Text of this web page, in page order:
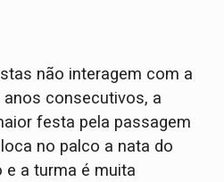
não interagem com a
consecutivos, a
festa pela passagem
no palco a nata do
e a turma é muita